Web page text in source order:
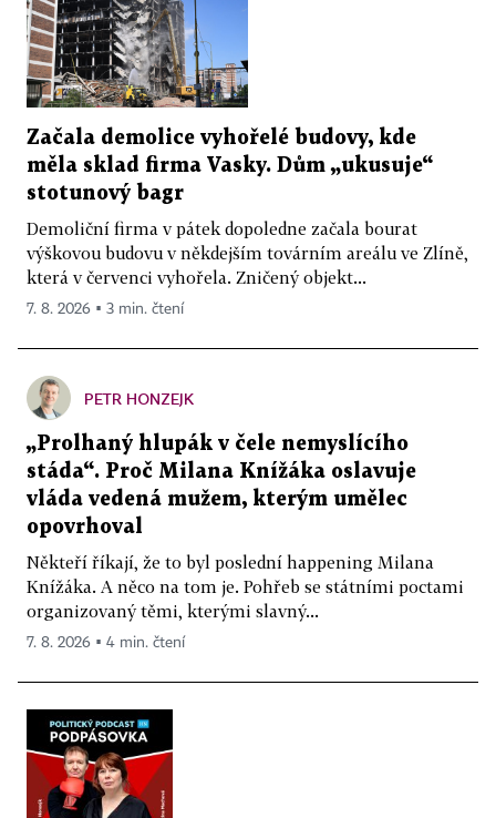
Začala demolice vyhořelé budovy, kde
měla sklad firma Vasky. Dům „ukusuje“
stotunový bagr
Demoliční firma v pátek dopoledne začala bourat
výškovou budovu v někdejším továrním areálu ve Zlíně,
která v červenci vyhořela. Zničený objekt...
7. 8. 2026 ▪ 3 min. čtení
PETR HONZEJK
„Prolhaný hlupák v čele nemyslícího
stáda“. Proč Milana Knížáka oslavuje
vláda vedená mužem, kterým umělec
opovrhoval
Někteří říkají, že to byl poslední happening Milana
Knížáka. A něco na tom je. Pohřeb se státními poctami
organizovaný těmi, kterými slavný...
7. 8. 2026 ▪ 4 min. čtení